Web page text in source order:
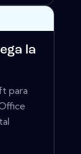
la
para